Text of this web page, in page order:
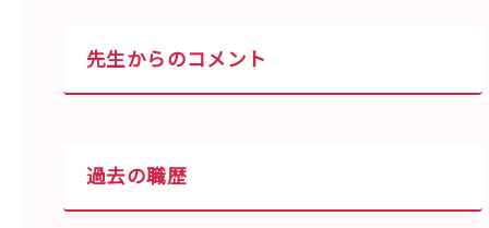
先生からのコメント
過去の職歴